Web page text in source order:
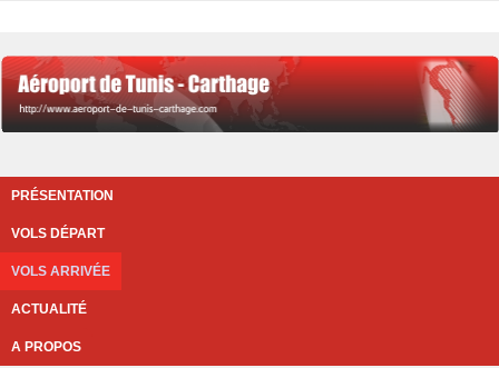
PRÉSENTATION
VOLS DÉPART
VOLS ARRIVÉE
ACTUALITÉ
A PROPOS